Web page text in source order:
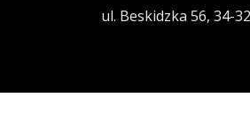
ul. Beskidzka 56, 34-